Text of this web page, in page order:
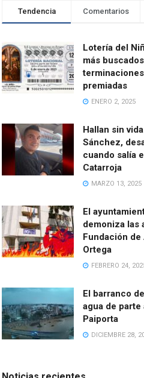
Tendencia Comentarios
Lotería del
más
premiadas
ENERO 2, 2025
Hallan sin
Sánchez,
cuando salía
Catarroja
MARZO 13, 2025
El
demoniza las
Fundación
Ortega
FEBRERO 24,
El barranco
agua de parte
Paiporta
DICIEMBRE 28,